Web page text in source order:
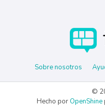
Sobre nosotros
©
Hecho porOpenShine